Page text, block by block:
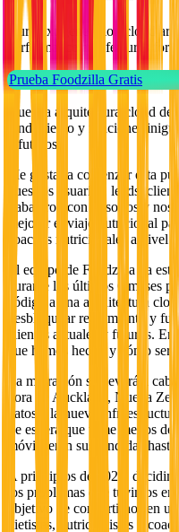
Our next-generation cloud
performance and features
Prueba Foodzilla Gratis
Nuestra arquitectura cloud de
rendimiento y funciones
y futuros.
Me gustaría comenzar esta
nuestros usuarios, leads,
trabajaron con nosotros y
mejorar el viaje nutricional
coaches nutricionales a nivel
El equipo de Foodzilla ha
durante los últimos 6 meses
código a una arquitectura
desbloquear rendimiento y
clientes actuales y futuros.
que hemos hecho y cómo
La migración se llevará a
hora de Auckland, Nueva
datos a la nueva
Se espera que tome menos
móvil serán suspendidas
A principios de 2021,
los problemas que tuvimos
objetivo de convertirnos en
dietistas, nutricionistas y